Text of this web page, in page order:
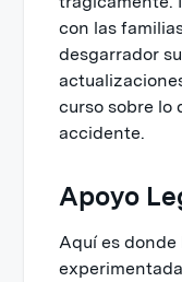
con las
desgarrador
curso sobre lo
accidente.
Apoyo
Aquí es